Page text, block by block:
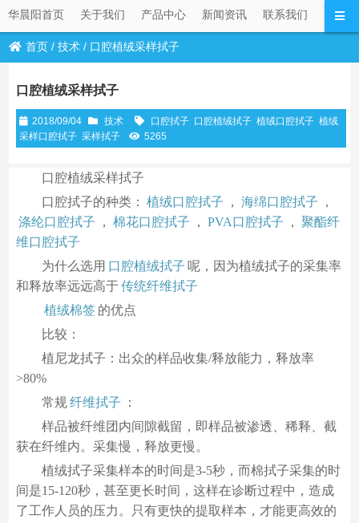
华晨阳首页 关于我们 产品中心 新闻资讯 联系我们
首页 /技术 / 口腔植绒采样拭子
口腔植绒采样拭子
2018/09/04 技术 口腔拭子 口腔植绒拭子 植绒口腔拭子 植绒
采样口腔拭子 采样拭子 5265
口腔植绒采样拭子
口腔拭子的种类： 植绒口腔拭子 ， 海绵口腔拭子
，
涤纶口腔拭子
， 棉花口腔拭子 ， PVA口腔拭子 ， 聚酯纤
维口腔拭子
为什么选用 口腔植绒拭子 呢，因为植绒拭子的采集率
和释放率远远高于传统纤维拭子
植绒棉签 的优点
比较：
植尼龙拭子：出众的样品收集/释放能力，释放率
>80%
常规纤维拭子
：
样品被纤维团内间隙截留，即样品被渗透、稀释、截
获在纤维内。采集慢，释放更慢。
植绒拭子采集样本的时间是3-5秒，而棉拭子采集的时
间是15-120秒，甚至更长时间，这样在诊断过程中，造成
了工作人员的压力。只有更快的提取样本，才能更高效的